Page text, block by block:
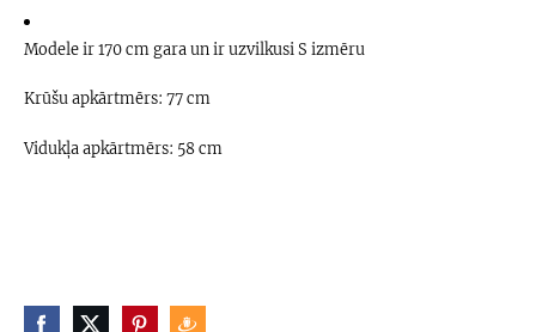
Modele ir 170 cm gara un ir uzvilkusi S izmēru
Krūšu apkārtmērs: 77 cm
Vidukļa apkārtmērs: 58 cm